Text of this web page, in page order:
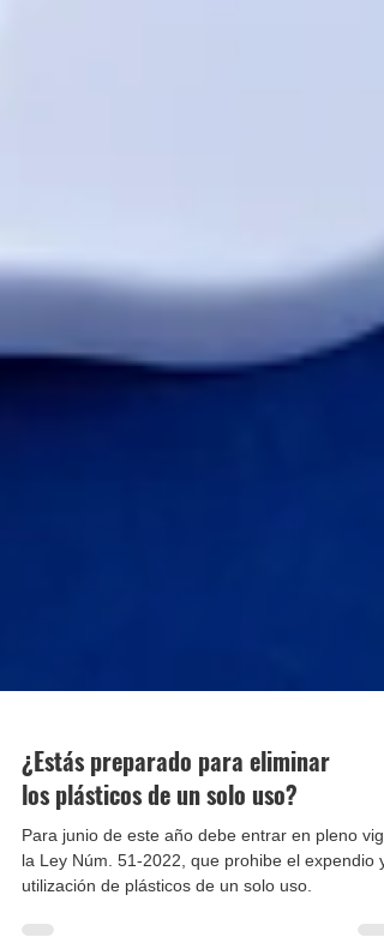
¿Estás preparado para eliminar
los plásticos de un solo uso?
Para junio de este año debe entrar en pleno
la Ley Núm. 51-2022, que prohibe el expendio y